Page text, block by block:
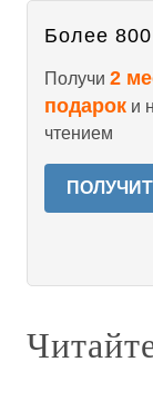
Более 800
Получи 2
подарок и
чтением